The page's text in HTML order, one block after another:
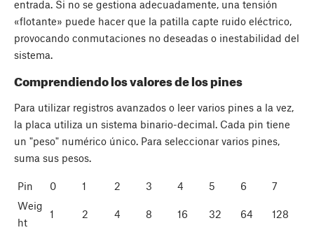
entrada. Si no se gestiona adecuadamente, una tensión
«flotante» puede hacer que la patilla capte ruido eléctrico,
provocando conmutaciones no deseadas o inestabilidad del
sistema.
Comprendiendo los valores de los pines
Para utilizar registros avanzados o leer varios pines a la vez,
la placa utiliza un sistema binario-decimal. Cada pin tiene
un "peso" numérico único. Para seleccionar varios pines,
suma sus pesos.
Pin 0 1 2 3 4 5 6
7
Weig
ht
1 2 4 8 16 32 64 128